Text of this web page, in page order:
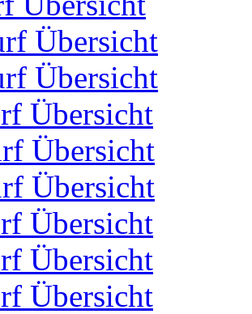
Übersicht
Übersicht
Übersicht
Übersicht
Übersicht
Übersicht
Übersicht
Übersicht